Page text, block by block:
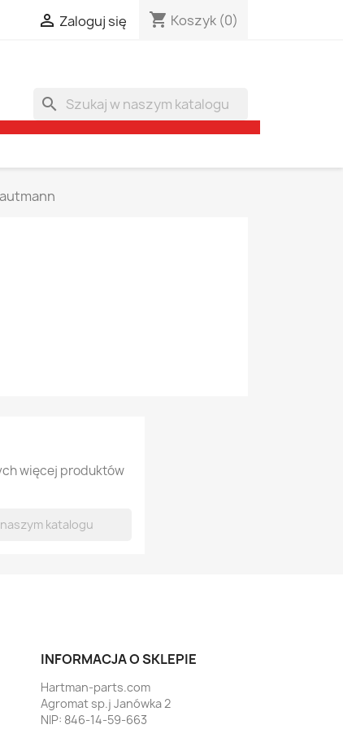
 Zaloguj się shopping_cart Koszyk (0)
search
więcej produktów
INFORMACJA O SKLEPIE
Hartman-parts.com
Agromat sp.j Janówka 2
NIP: 846-14-59-663